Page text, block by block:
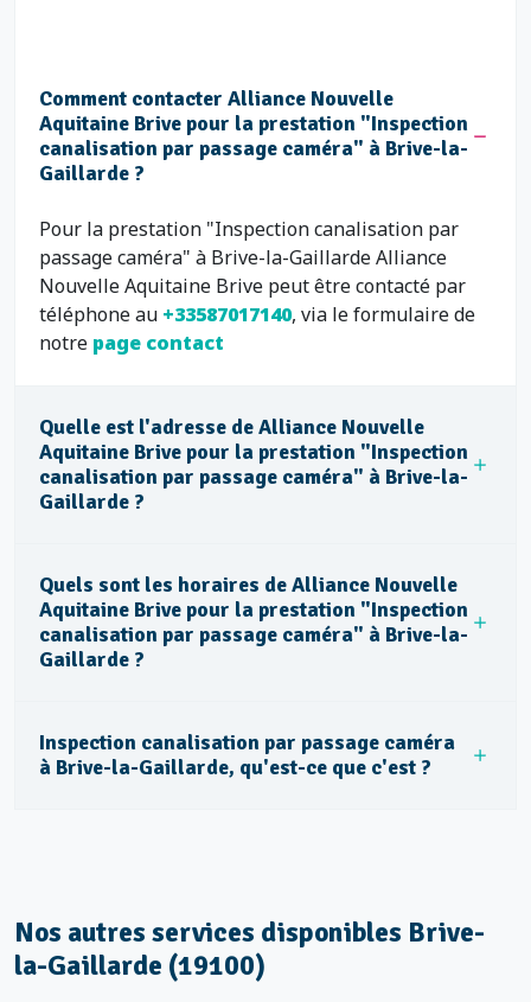
Comment contacter Alliance Nouvelle
Aquitaine Brive pour la prestation "Inspection
canalisation par passage caméra" à Brive-la-
Gaillarde ?
Pour la prestation "Inspection canalisation par
passage caméra" à Brive-la-Gaillarde Alliance
Nouvelle Aquitaine Brive peut être contacté par
téléphone au +33587017140, via le formulaire de
notre page contact
Quelle est l'adresse de Alliance Nouvelle
Aquitaine Brive pour la prestation "Inspection
canalisation par passage caméra" à Brive-la-
Gaillarde ?
Quels sont les horaires de Alliance Nouvelle
Aquitaine Brive pour la prestation "Inspection
canalisation par passage caméra" à Brive-la-
Gaillarde ?
Inspection canalisation par passage caméra
à Brive-la-Gaillarde, qu'est-ce que c'est ?
Nos autres services disponibles Brive-
la-Gaillarde (19100)